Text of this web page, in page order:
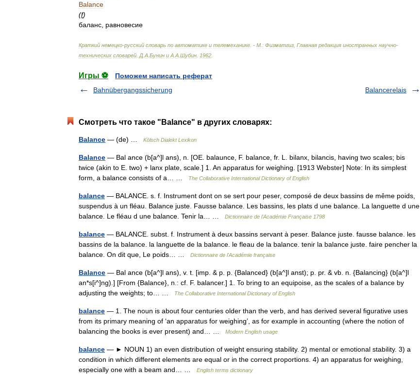
Balance
(f)
баланс равновесие
Краткий немецко-русский словарь по автоматике и телемеханике . - М : Физматгиз Главная редакция иностранных научно-
технических словарей Д А Бунин и А А Шубин 1962
Игры ⚽
Поможем написать реферат
Bahnübergangssicherung
Balancerelais
Смотреть что такое "Balance" в других словарях:
Balance — (de) … Kölsch Dialekt Lexikon
Balance — Bal ance (b[a^]l ans), n. [OE. balaunce, F. balance, fr. L. bilanx, bilancis, having two scales; bis
twice (akin to E. two) + lanx plate, scale.] 1. An apparatus for weighing. [1913 Webster] Note: In its simplest
form, a balance consists of a… …
The Collaborative International Dictionary of English
balance — BALANCE. s. f. Instrument dont on se sert pour peser, composé de deux bassins de même poids,
suspendus à un fléau. Balance juste. Fausse balance. Les bassins, les plats d une balance. La languette d une
balance. Le fléau d une balance. Tenir la… …
Dictionnaire de l'Académie Française 1798
balance — BALANCE. subst. f. Instrument à deux bassins servant à peser. Balance juste. fausse balance. les
bassins de la balance. la languette de la balance. le fleau de la balance. tenir la balance juste. faire pencher la
balance. On dit que, Le poids… …
Dictionnaire de l'Académie française
Balance — Bal ance (b[a^]l ans), v. t. [imp. & p. p. {Balanced} (b[a^]l anst); p. pr. & vb. n. {Balancing} (b[a^]l
an*s[i^]ng).] [From {Balance}, n.: cf. F. balancer.] 1. To bring to an equipoise, as the scales of a balance by
adjusting the weights; to… …
The Collaborative International Dictionary of English
balance — 1. The noun is about four centuries older than the verb, and has derived several figurative uses
from its primary meaning of ‘an apparatus for weighing’, as for example in accounting (where the notion of
balancing the books is ever present) and… …
Modern English usage
balance — ► NOUN 1) an even distribution of weight ensuring stability. 2) mental or emotional stability. 3) a
condition in which different elements are equal or in the correct proportions. 4) an apparatus for weighing,
especially one with a beam and… …
English terms dictionary